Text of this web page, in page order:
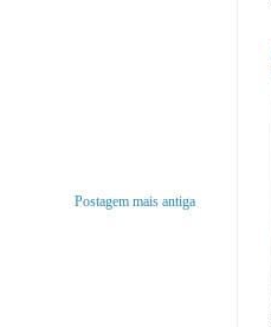
Postagem mais antiga